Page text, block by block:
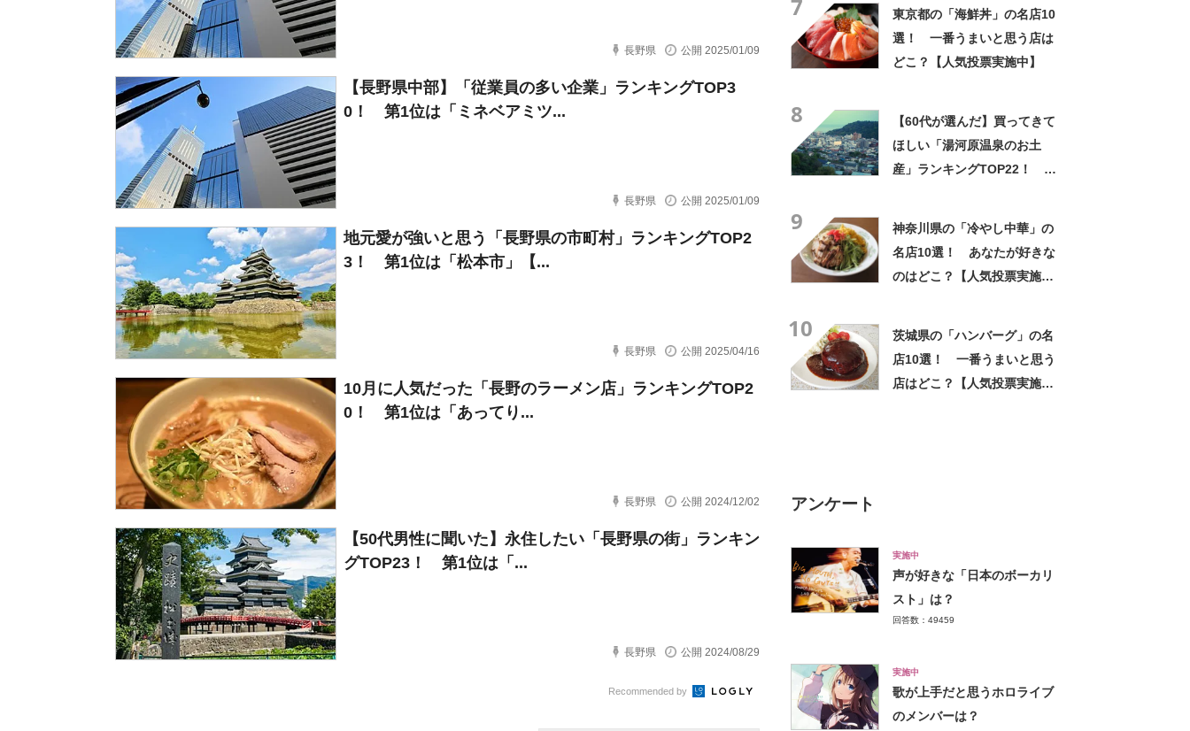
長野県 公開 2025/01/09
【長野県中部】「従業員の多い企業」ランキングTOP3
0！ 第1位は「ミネベアミツ...
長野県 公開 2025/01/09
地元愛が強いと思う「長野県の市町村」ランキングTOP2
3！ 第1位は「松本市」【...
長野県 公開 2025/04/16
10月に人気だった「長野のラーメン店」ランキングTOP2
0！ 第1位は「あってり...
長野県 公開 2024/12/02
【50代男性に聞いた】永住したい「長野県の街」ランキン
グTOP23！ 第1位は「...
長野県 公開 2024/08/29
Recommended by
7
東京都の「海鮮丼」の名店10
選！ 一番うまいと思う店は
どこ？【人気投票実施中】
8
【60代が選んだ】買ってきて
ほしい「湯河原温泉のお土
産」ランキングTOP22！ 第
9
神奈川県の「冷やし中華」の
名店10選！ あなたが好きな
のはどこ？【人気投票実施
10
茨城県の「ハンバーグ」の名
店10選！ 一番うまいと思う
店はどこ？【人気投票実施
アンケート
実施中
声が好きな「日本のボーカリ
スト」は？
回答数：49459
実施中
歌が上手だと思うホロライブ
のメンバーは？